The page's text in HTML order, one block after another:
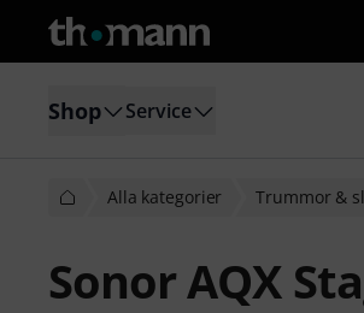
Shop Service
Alla kategorier Trummor &
Sonor AQX